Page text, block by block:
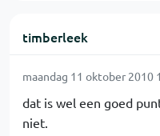
timberleek
maandag 11 oktober 2010
dat is wel een goed
niet.